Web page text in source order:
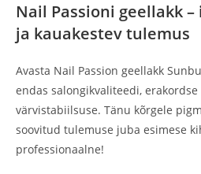
Nail Passioni geellakk
ja kauakestev tulemus
Avasta Nail Passion geellakk
endas salongikvaliteedi,
värvistabiilsuse. Tänu kõrgele
soovitud tulemuse juba esimese
professionaalne!